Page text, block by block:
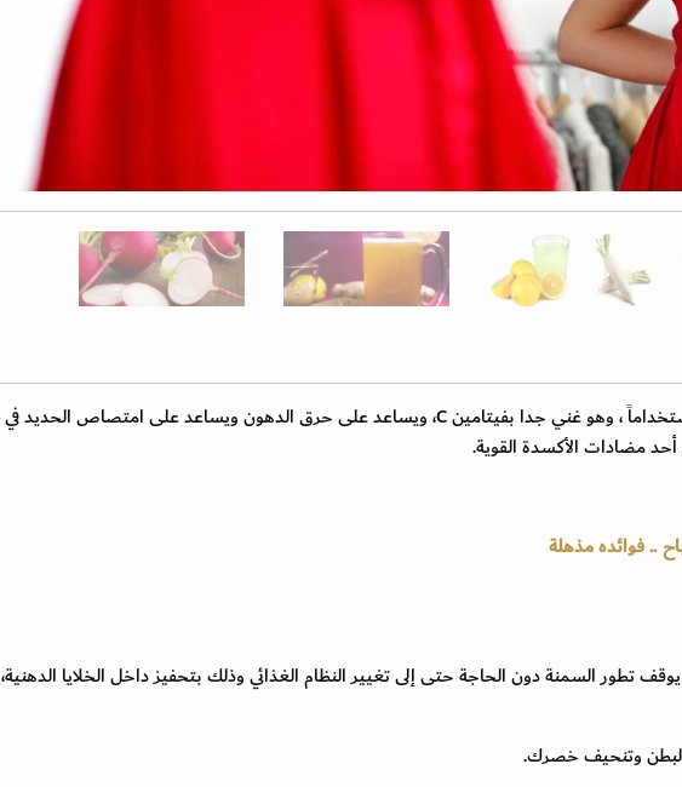
الليمون من الفواكه التي تعتبر الأكثر استخداماً ، وهو غني جدا بفيتامين C، ويساعد على حرق الدهون ويساعد على امتصاص الحديد في
.. فوائده مذهلة
تطور السمنة دون الحاجة حتى إلى تغيير النظام الغذائي وذلك بتحفيز داخل الخلايا الدهنية،
وتنحيف خصرك.